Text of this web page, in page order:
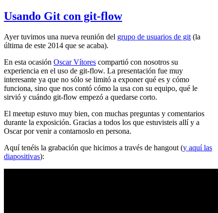
Usando Git con git-flow
Ayer tuvimos una nueva reunión del grupo de usuarios de git (la
última de este 2014 que se acaba).
En esta ocasión Oscar Vítores compartió con nosotros su
experiencia en el uso de git-flow. La presentación fue muy
interesante ya que no sólo se limitó a exponer qué es y cómo
funciona, sino que nos contó cómo la usa con su equipo, qué le
sirvió y cuándo git-flow empezó a quedarse corto.
El meetup estuvo muy bien, con muchas preguntas y comentarios
durante la exposición. Gracias a todos los que estuvisteis allí y a
Oscar por venir a contarnoslo en persona.
Aquí tenéis la grabación que hicimos a través de hangout (y aquí las
diapositivas):